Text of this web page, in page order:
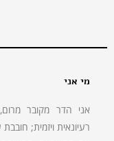
מי אני
אני הדר מקובר
רעיונאית ויזמית;